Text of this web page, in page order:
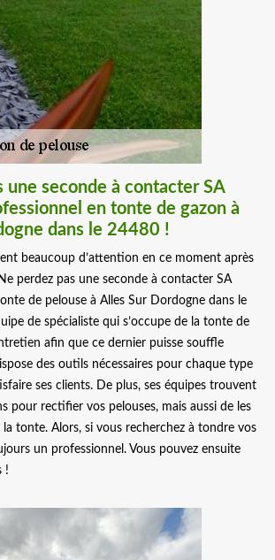
une seconde à contacter SA
en tonte de gazon à
dans le 24480 !
beaucoup d’attention en ce moment après
perdez pas une seconde à contacter SA
de pelouse à Alles Sur Dordogne dans le
de spécialiste qui s’occupe de la tonte de
afin que ce dernier puisse souffle
des outils nécessaires pour chaque type
ses clients. De plus, ses équipes trouvent
pour rectifier vos pelouses, mais aussi de les
tonte. Alors, si vous recherchez à tondre vos
un professionnel. Vous pouvez ensuite
!